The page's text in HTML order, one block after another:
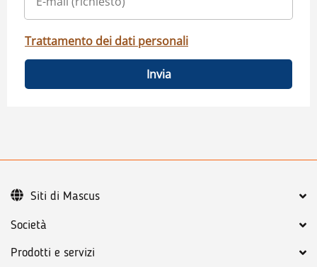
Trattamento dei dati personali
Invia
Società
Prodotti e servizi
Siti di Mascus